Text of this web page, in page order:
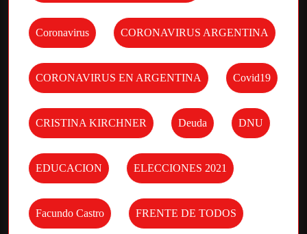
Coronavirus CORONAVIRUS ARGENTINA
CORONAVIRUS EN ARGENTINA Covid19
CRISTINA KIRCHNER Deuda DNU
EDUCACION ELECCIONES 2021
Facundo Castro FRENTE DE TODOS